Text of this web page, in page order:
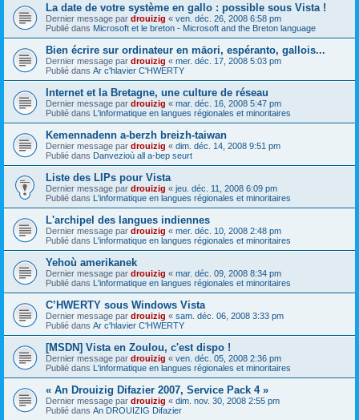
La date de votre système en gallo : possible sous Vista !
Dernier message par drouizig « ven. déc. 26, 2008 6:58 pm
Publié dans Microsoft et le breton - Microsoft and the Breton language
Bien écrire sur ordinateur en māori, espéranto, gallois...
Dernier message par drouizig « mer. déc. 17, 2008 5:03 pm
Publié dans Ar c'hlavier C'HWERTY
Internet et la Bretagne, une culture de réseau
Dernier message par drouizig « mar. déc. 16, 2008 5:47 pm
Publié dans L'informatique en langues régionales et minoritaires
Kemennadenn a-berzh breizh-taiwan
Dernier message par drouizig « dim. déc. 14, 2008 9:51 pm
Publié dans Danvezioù all a-bep seurt
Liste des LIPs pour Vista
Dernier message par drouizig « jeu. déc. 11, 2008 6:09 pm
Publié dans L'informatique en langues régionales et minoritaires
L'archipel des langues indiennes
Dernier message par drouizig « mer. déc. 10, 2008 2:48 pm
Publié dans L'informatique en langues régionales et minoritaires
Yehoù amerikanek
Dernier message par drouizig « mar. déc. 09, 2008 8:34 pm
Publié dans L'informatique en langues régionales et minoritaires
C’HWERTY sous Windows Vista
Dernier message par drouizig « sam. déc. 06, 2008 3:33 pm
Publié dans Ar c'hlavier C'HWERTY
[MSDN] Vista en Zoulou, c'est dispo !
Dernier message par drouizig « ven. déc. 05, 2008 2:36 pm
Publié dans L'informatique en langues régionales et minoritaires
« An Drouizig Difazier 2007, Service Pack 4 »
Dernier message par drouizig « dim. nov. 30, 2008 2:55 pm
Publié dans An DROUIZIG Difazier